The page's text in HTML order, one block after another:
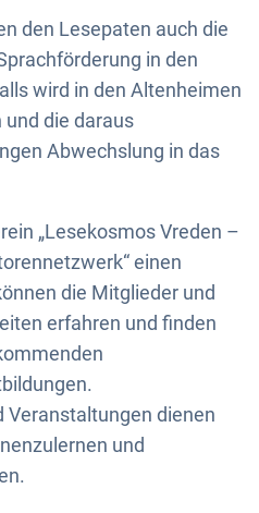
den Lesepaten auch die
in den
wird in den Altenheimen
und die daraus
Abwechslung in das
„Lesekosmos Vreden –
einen
die Mitglieder und
erfahren und finden
Veranstaltungen dienen
und